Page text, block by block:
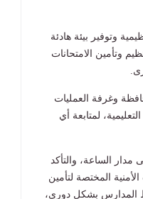
وتوفير بيئة هادئة
وتأمين الامتحانات
وغرفة العمليات
لمتابعة أي
مدار الساعة، والتأكد
المختصة لتأمين
المدارس بشكل دوري،